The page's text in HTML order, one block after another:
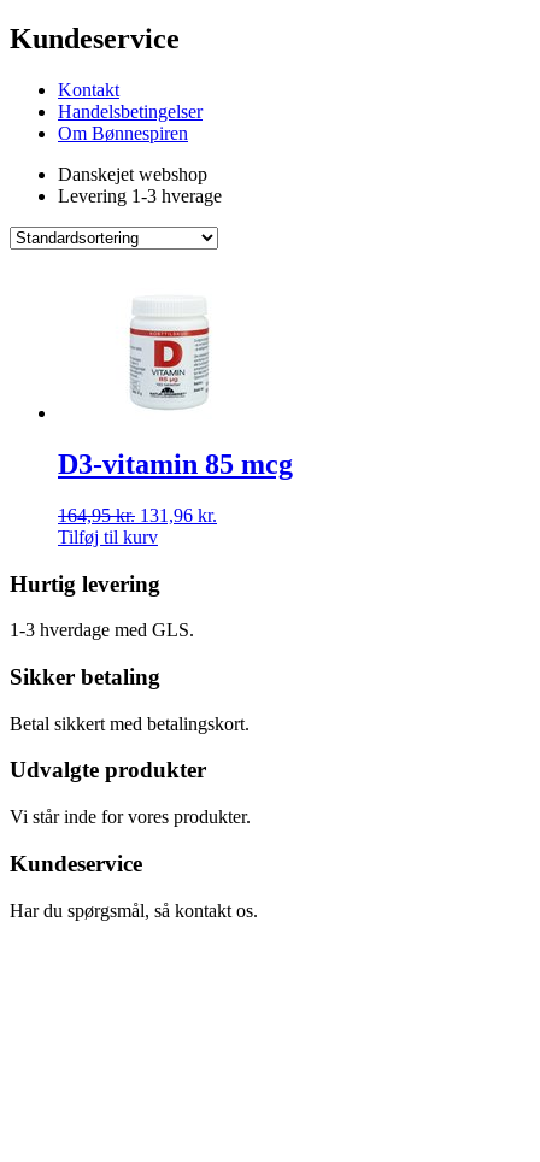
Kundeservice
Kontakt
Handelsbetingelser
Om Bønnespiren
Danskejet webshop
Levering 1-3 hverage
D3-vitamin 85 mcg
164,95kr. 131,96 kr.
Tilføj til kurv
Hurtig levering
1-3 hverdage med GLS.
Sikker betaling
Betal sikkert med betalingskort.
Udvalgte produkter
Vi står inde for vores produkter.
Kundeservice
Har du spørgsmål, så kontakt os.